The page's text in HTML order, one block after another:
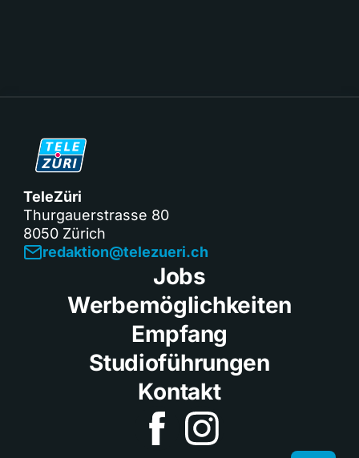
TeleZüri
Thurgauerstrasse 80
8050 Zürich
redaktion@telezueri.ch
Jobs
Werbemöglichkeiten
Empfang
Studioführungen
Kontakt